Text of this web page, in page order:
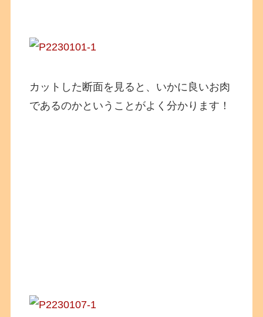
カットした断面を見ると、いかに良いお肉
であるのかということがよく分かります！